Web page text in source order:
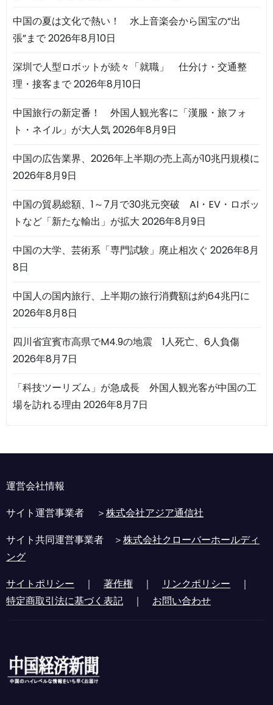
中国の夏は文化で熱い！ 水上音楽会から国宝の“出
張”まで2026年8月10日
深圳で人型ロボットが続々「就職」 仕分け・交通整
理・接客まで2026年8月10日
中国旅行の新定番！ 外国人観光客に「漢服・旅フォ
ト・ネイル」が大人気2026年8月9日
中国の広告業界、2026年上半期の売上高が10兆円規模に
2026年8月9日
中国の貿易総額、1～7月で30兆元突破 AI・EV・ロボッ
トなど「新たな輸出」が拡大 2026年8月9日
中国の大学、芸術系「専門試験」廃止相次ぐ 2026年8月
8日
中国人の国内旅行、上半期の旅行消費額は約64兆円に
2026年8月8日
四川省宜賓市高県でM4.9の地震 1人死亡、6人負傷
2026年8月7日
「科技ツーリズム」が急成長 外国人観光客が中国の工
場を訪れる理由 2026年8月7日
運営会社情報
サイト運営事業者 ＞株式会社アジア通信社
サイト共同運営事業者 ＞株式会社クローバーホールディ
ング
サイトポリシー ｜ 著作権 ｜ リンクポリシー ｜
特定商取引法に基づく表記 ｜ お問い合わせ